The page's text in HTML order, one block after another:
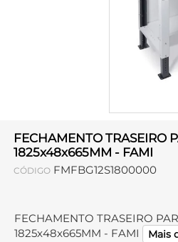
FECHAMENTO TRASEIRO
1825x48x665MM - FAMI
CÓDIGO FMFBG12S1800000
FECHAMENTO TRASEIRO
1825x48x665MM - FAMI
Mais